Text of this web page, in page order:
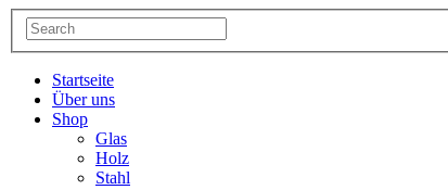
Startseite
Über uns
Shop
Glas
Holz
Stahl